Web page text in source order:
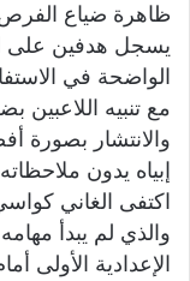
ظاهرة ضياع
يسجل هدفين على
الواضحة في
مع تنبيه اللاعبين
والانتشار بصورة
إبياه يدون ملاحظاته
اكتفى الغاني
والذي لم يبدأ
الإعدادية الأولى